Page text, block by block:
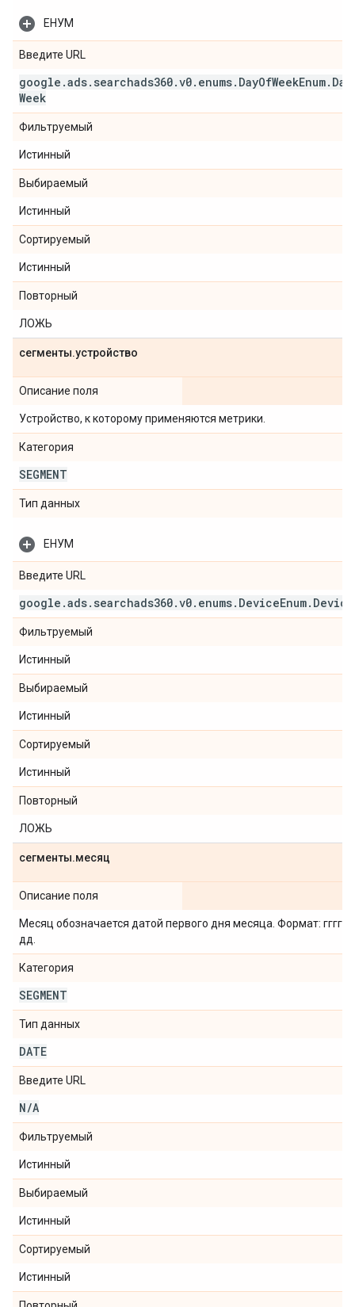
ЕНУМ
Введите URL
google .ads. searchads360.v0. enums. DayOfWeekEnum. Day
Week
Фильтруемый
Истинный
Выбираемый
Истинный
Сортируемый
Истинный
Повторный
ЛОЖЬ
сегменты.устройство
Описание поля
Устройство, к которому применяются метрики.
Категория
SEGMENT
Тип данных
ЕНУМ
Введите URL
google .ads. searchads360.v0. enums. DeviceEnum. Device
Фильтруемый
Истинный
Выбираемый
Истинный
Сортируемый
Истинный
Повторный
ЛОЖЬ
сегменты.месяц
Описание поля
Месяц обозначается датой первого дня месяца. Формат: гггг-
дд.
Категория
SEGMENT
Тип данных
DATE
Введите URL
N/A
Фильтруемый
Истинный
Выбираемый
Истинный
Сортируемый
Истинный